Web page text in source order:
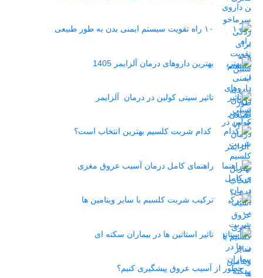
۱۰ راه تقویت سیستم ایمنی بدن به طور طبیعی
بهترین داروهای درمان آلزایمر 1405
تاثیر سیتی کولین در درمان آلزایمر
کدام شربت کلسیم بهترین انتخاب است؟
راهنمای کامل درمان آسیب عروق مغزی
ترکیب شربت کلسیم با سایر ویتامین ها
تاثیر استاتین‌ ها در بیماران سکته ای
چطور از آسیب عروق پیشگیری کنیم؟